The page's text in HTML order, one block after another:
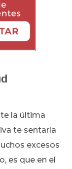
la última
te sentaría
excesos
es que en el